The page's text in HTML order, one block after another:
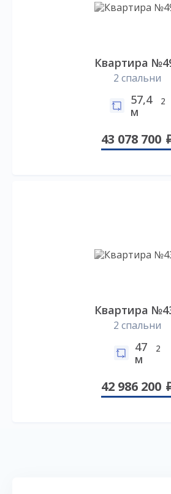
Квартира
2 спальни
57,4
м
2
43 078 700
Квартира
2 спальни
47
м
2
42 986 200